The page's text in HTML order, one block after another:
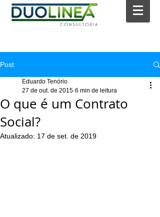
Post
O que é um Contrato
Social?
Eduardo Tenório
27 de out. de 2015 6 min de leitura
Atualizado: 17 de set. de 2019